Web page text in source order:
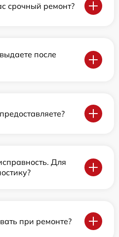
срочный ремонт?
после
Для
при ремонте?